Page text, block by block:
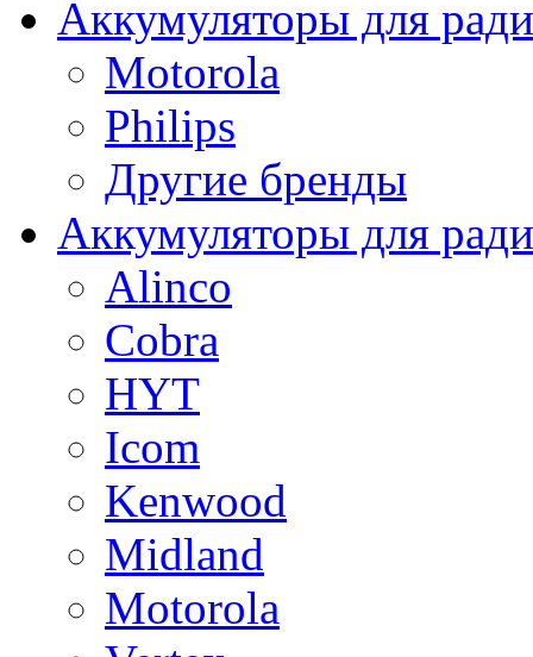
Аккумуляторы для
Motorola
Philips
Другие бренды
Аккумуляторы для
Alinco
Cobra
HYT
Icom
Kenwood
Midland
Motorola